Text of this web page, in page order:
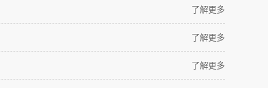
了解更多
了解更多
了解更多